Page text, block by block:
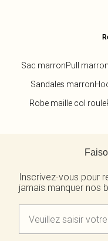
Sac marronPull marron
Sandales marron
Robe maille col roule
Inscrivez-vous pour
jamais manquer nos